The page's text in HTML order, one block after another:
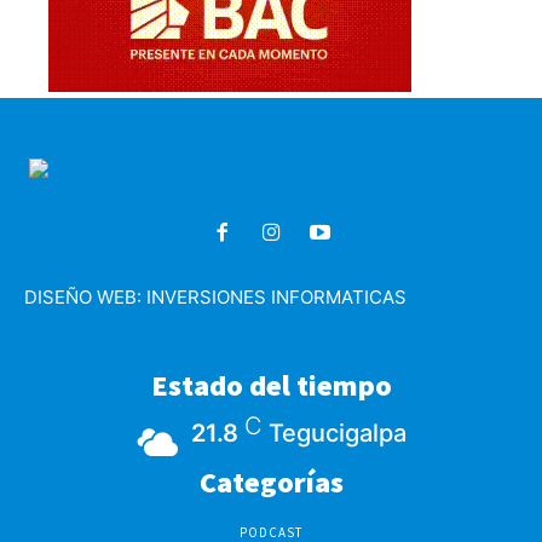
DISEÑO WEB: INVERSIONES INFORMATICAS
Estado del tiempo
21.8 C Tegucigalpa
Categorías
PODCAST